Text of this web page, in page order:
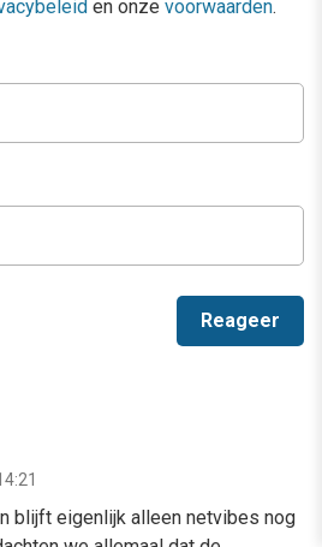
en onze voorwaarden.
blijft eigenlijk alleen netvibes nog